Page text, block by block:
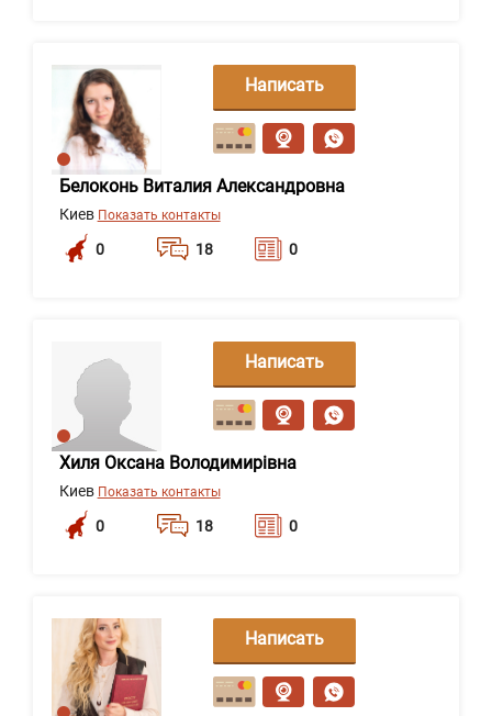
Белоконь Виталия Александровна
Киев Показать контакты
0 18 0
Написать
сообщение
Хиля Оксана Володимирівна
Киев Показать контакты
0 18 0
Написать
сообщение
Написать
сообщение